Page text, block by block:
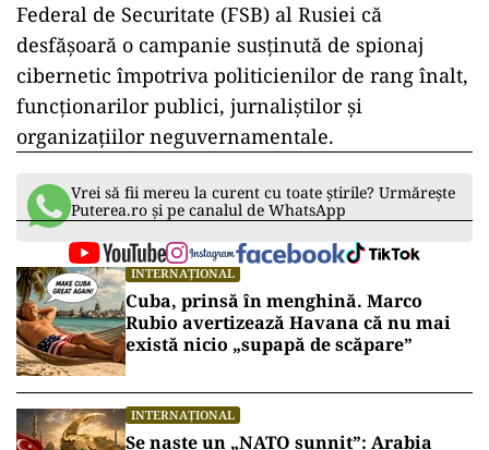
Federal de Securitate (FSB) al Rusiei că
desfășoară o campanie susținută de spionaj
cibernetic împotriva politicienilor de rang înalt,
funcționarilor publici, jurnaliștilor și
organizațiilor neguvernamentale.
Vrei să fii mereu la curent cu toate știrile? Urmărește
Puterea.ro și pe canalul de WhatsApp
INTERNAȚIONAL
Cuba, prinsă în menghină. Marco
Rubio avertizează Havana că nu mai
există nicio „supapă de scăpare”
INTERNAȚIONAL
Se naște un „NATO sunnit”: Arabia